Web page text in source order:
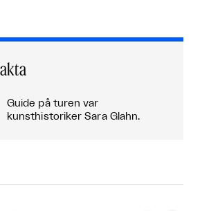
Guide på turen var
kunsthistoriker Sara Glahn.